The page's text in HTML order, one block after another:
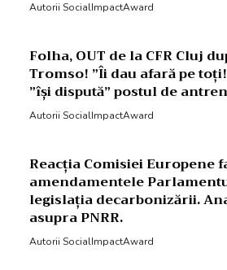
Autorii SocialImpactAward
Folha, OUT de la CFR Cluj
Tromso! ”Îi dau afară pe
”își dispută” postul de
Autorii SocialImpactAward
Reacția Comisiei Europene
amendamentele
legislația decarbonizării.
asupra PNRR.
Autorii SocialImpactAward